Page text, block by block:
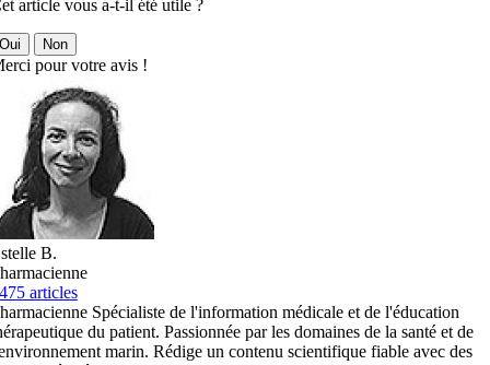
article vous a-t-il été utile ?
Non
pour votre avis !
B.
articles
Spécialiste de l'information médicale et de l'éducation
du patient. Passionnée par les domaines de la santé et de
marin. Rédige un contenu scientifique fiable avec des